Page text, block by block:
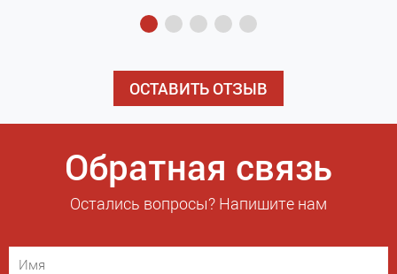
ОСТАВИТЬ ОТЗЫВ
Обратная связь
Остались вопросы? Напишите нам